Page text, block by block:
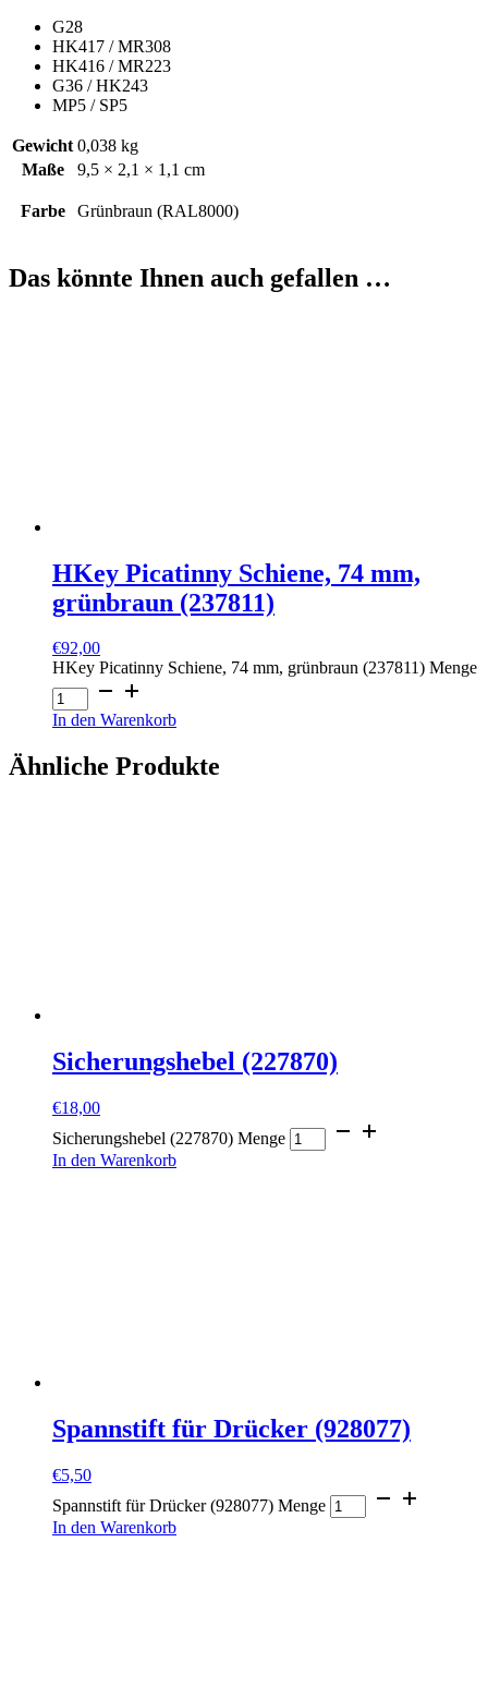
G28
HK417 / MR308
HK416 / MR223
G36 / HK243
MP5 / SP5
Gewicht 0,038 kg
Maße
9,5 × 2,1 × 1,1 cm
Farbe Grünbraun (RAL8000)
Das könnte Ihnen auch gefallen …
HKey Picatinny Schiene, 74 mm,
grünbraun (237811)
€92,00
HKey Picatinny Schiene, 74 mm, grünbraun (237811) Menge
In den Warenkorb
Ähnliche Produkte
Sicherungshebel (227870)
€18,00
Sicherungshebel (227870) Menge
In den Warenkorb
Spannstift für Drücker (928077)
€5,50
Spannstift für Drücker (928077) Menge
In den Warenkorb